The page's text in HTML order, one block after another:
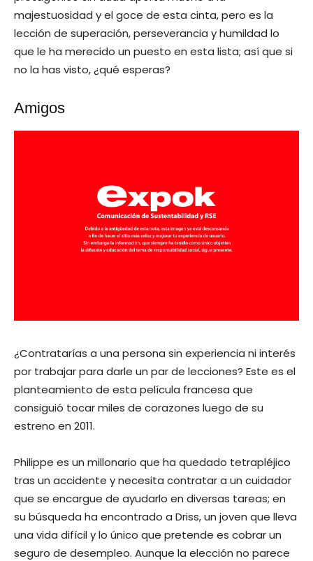
majestuosidad y el goce de esta cinta, pero es la
lección de superación, perseverancia y humildad lo
que le ha merecido un puesto en esta lista; así que si
no la has visto, ¿qué esperas?
Amigos
¿Contratarías a una persona sin experiencia ni interés
por trabajar para darle un par de lecciones? Este es el
planteamiento de esta película francesa que
consiguió tocar miles de corazones luego de su
estreno en 2011.
Philippe es un millonario que ha quedado tetrapléjico
tras un accidente y necesita contratar a un cuidador
que se encargue de ayudarlo en diversas tareas; en
su búsqueda ha encontrado a Driss, un joven que lleva
una vida difícil y lo único que pretende es cobrar un
seguro de desempleo. Aunque la elección no parece